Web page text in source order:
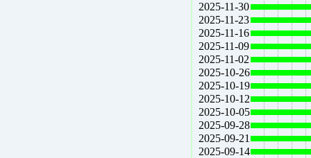
2025-11-30
2025-11-23
2025-11-16
2025-11-09
2025-11-02
2025-10-26
2025-10-19
2025-10-12
2025-10-05
2025-09-28
2025-09-21
2025-09-14